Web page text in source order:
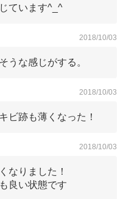
ています^_^
2018/10/03
うな感じがする。
2018/10/03
ビ跡も薄くなった！
2018/10/03
なりました！
良い状態です